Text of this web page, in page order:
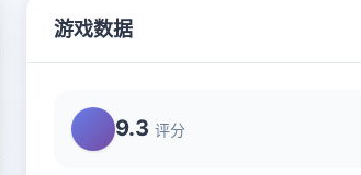
游戏数据
9.3 评分